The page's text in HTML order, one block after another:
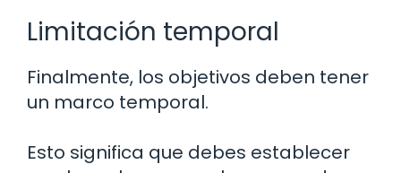
Limitación temporal
Finalmente, los objetivos deben tener
un marco temporal.
Esto significa que debes establecer